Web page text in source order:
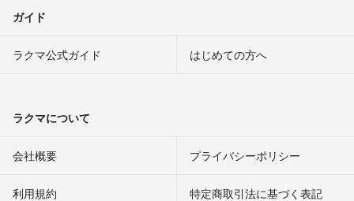
ガイド
ラクマ公式ガイド はじめての方へ
ラクマについて
会社概要 プライバシーポリシー
利用規約 特定商取引法に基づく表記